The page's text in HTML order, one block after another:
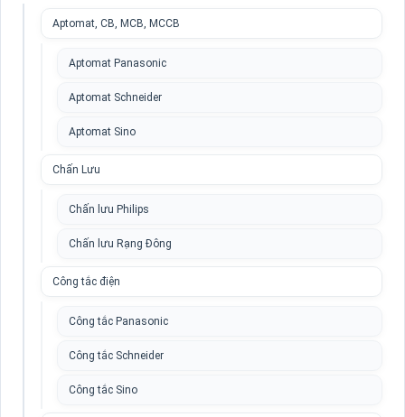
Aptomat, CB, MCB, MCCB
Aptomat Panasonic
Aptomat Schneider
Aptomat Sino
Chấn Lưu
Chấn lưu Philips
Chấn lưu Rạng Đông
Công tắc điện
Công tắc Panasonic
Công tắc Schneider
Công tắc Sino